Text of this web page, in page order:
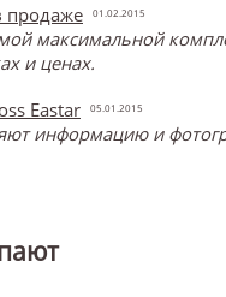
продаже 01.02.2015
максимальной
и ценах.
Eastar
05.01.2015
информацию и